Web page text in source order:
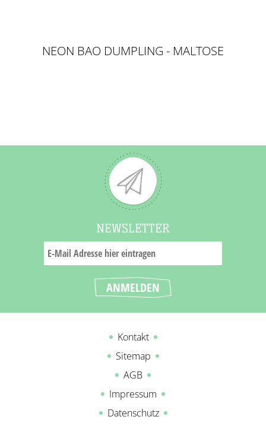
NEON BAO DUMPLING - MALTOSE
NEWSLETTER
Kontakt
Sitemap
AGB
Impressum
Datenschutz